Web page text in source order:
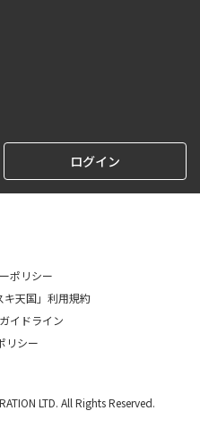
ログイン
ポリシー
キ天国」利用規約
イドライン
リシー
LTD. All Rights Reserved.